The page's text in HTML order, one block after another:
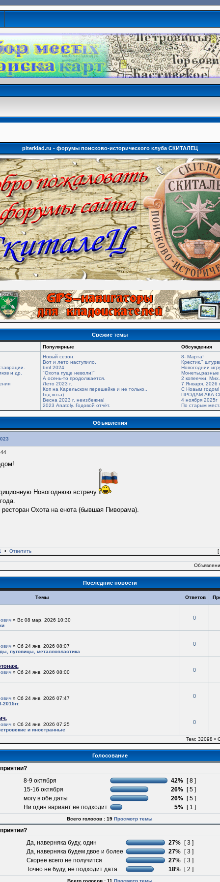
piterklad.ru - форумы поисково-исторического клуба СКИТАЛЕЦ
Свежие темы
Популярные Обсуждения
и др.
Новый сезон.
Вот и лето наступило.
bmf 2024
"Охота пуще неволи!"
А осень-то продолжается.
Лето 2023 г.
Коп на Карельском перешейке и не только..
Год кота)
Весна 2023 г. неизбежна!
2023 Anatoly. Годовой отчёт.
8- Марта!
Крестик."
Новогоднии
Монеты,разные
2 копеечки.
7 Января. 2026
С Ноаым годом!
ПРОДАМ АКА
4 ноября 2025г
По старым
Объявления
Новогоднюю встречу
Охота на енота (бывшая Пиворама).
• Ответить [
Последние новости
Темы Ответов
» Вс 08 мар, 2026 10:30
0
» Сб 24 янв, 2026 08:07
пуговицы, металлопластика
0
» Сб 24 янв, 2026 08:00 0
» Сб 24 янв, 2026 07:47
0
» Сб 24 янв, 2026 07:25
и иностранные
0
Тем: 32098 •
Голосование
8-9 октября
42%
[ 8 ]
15-16 октября
26%
[ 5 ]
могу в обе даты
26%
[ 5 ]
Ни один вариант не подходит
5% [ 1 ]
Всего голосов : 19 Просмотр темы
Да, наверняка буду, один
27%
[ 3 ]
Да, наверняка будем двое и более
27%
[ 3 ]
Скорее всего не получится
27%
[ 3 ]
Точно не буду, не подходит дата
18% [ 2 ]
Всего голосов : 11 Просмотр темы